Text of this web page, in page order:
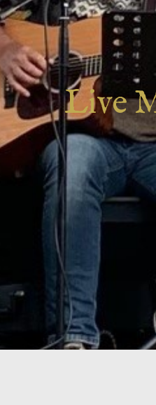
Live